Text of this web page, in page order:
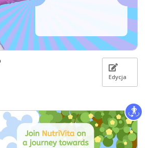
Edycja